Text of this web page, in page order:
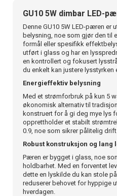
GU10 5W dimbar LED-
Denne GU10 5W LED-pæren er
belysning, noe som gjør den til
formål eller spesifikk
utført i glass og har en
en kontrollert og fokusert
du enkelt kan justere lysstyrken
Energieffektiv belysning
Med et strømforbruk på kun 5
økonomisk alternativ til
konstruert for å gi deg mye lys
opprettholder et stabilt
0.9, noe som sikrer pålitelig drift
Robust konstruksjon og lang
Pæren er bygget i glass, noe
holdbarhet. Med en forventet
dette en lyskilde du kan stole
reduserer behovet for hyppige
hverdagen.